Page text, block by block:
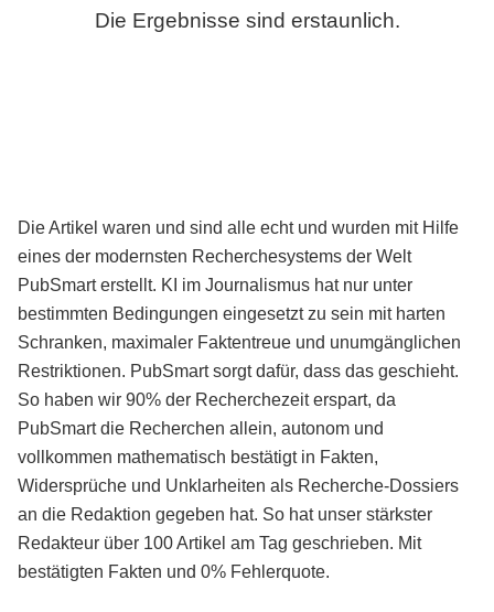
Die Ergebnisse sind erstaunlich.
Die Artikel waren und sind alle echt und wurden mit Hilfe
eines der modernsten Recherchesystems der Welt
PubSmart erstellt. KI im Journalismus hat nur unter
bestimmten Bedingungen eingesetzt zu sein mit harten
Schranken, maximaler Faktentreue und unumgänglichen
Restriktionen. PubSmart sorgt dafür, dass das geschieht.
So haben wir 90% der Recherchezeit erspart, da
PubSmart die Recherchen allein, autonom und
vollkommen mathematisch bestätigt in Fakten,
Widersprüche und Unklarheiten als Recherche-Dossiers
an die Redaktion gegeben hat. So hat unser stärkster
Redakteur über 100 Artikel am Tag geschrieben. Mit
bestätigten Fakten und 0% Fehlerquote.